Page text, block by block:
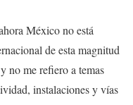
México no está
de esta magnitud
no me refiero a temas
instalaciones y vías